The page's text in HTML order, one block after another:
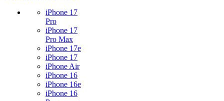
iPhone 17
Pro
iPhone 17
Pro Max
iPhone 17e
iPhone 17
iPhone Air
iPhone 16
iPhone 16e
iPhone 16